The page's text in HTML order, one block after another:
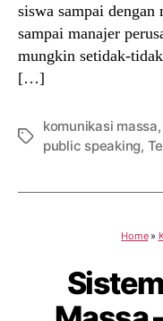
siswa sampai dengan
sampai manajer
mungkin setidak-
[…]
Tags
komunikasi massa,
public speaking,
Home»